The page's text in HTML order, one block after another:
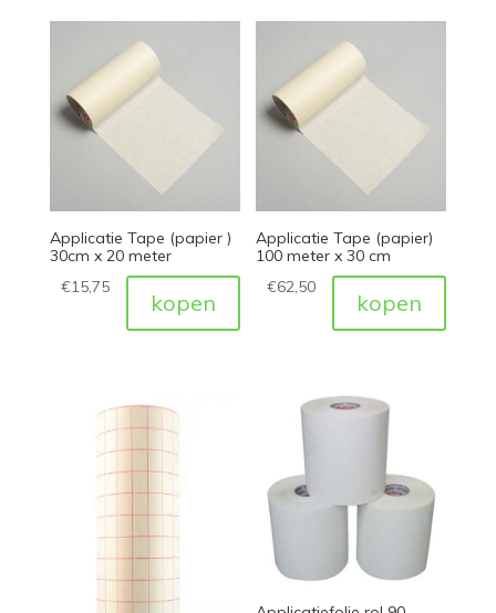
Applicatie Tape (papier )
30cm x 20 meter
€15,75
kopen
Applicatie Tape (papier)
100 meter x 30 cm
€62,50
kopen